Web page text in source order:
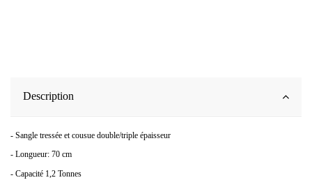
Description
- Sangle tressée et cousue double/triple épaisseur
- Longueur: 70 cm
- Capacité 1,2 Tonnes